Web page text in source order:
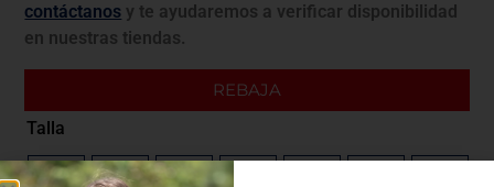
contáctanos y te ayudaremos a verificar disponibilidad
en nuestras tiendas.
REBAJA
Talla
4A 5A